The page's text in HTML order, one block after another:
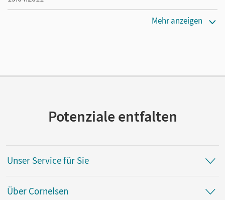
Mehr anzeigen
Potenziale entfalten
Unser Service für Sie
Über Cornelsen